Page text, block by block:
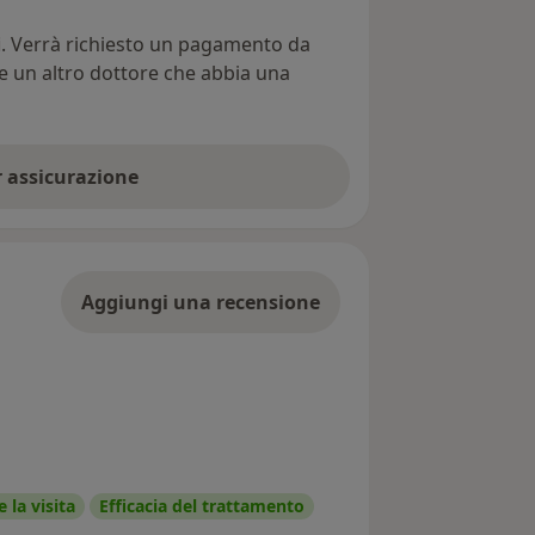
richiesto un pagamento da
un altro dottore che abbia una
Aggiungi una recensione
la visita Efficacia del trattamento